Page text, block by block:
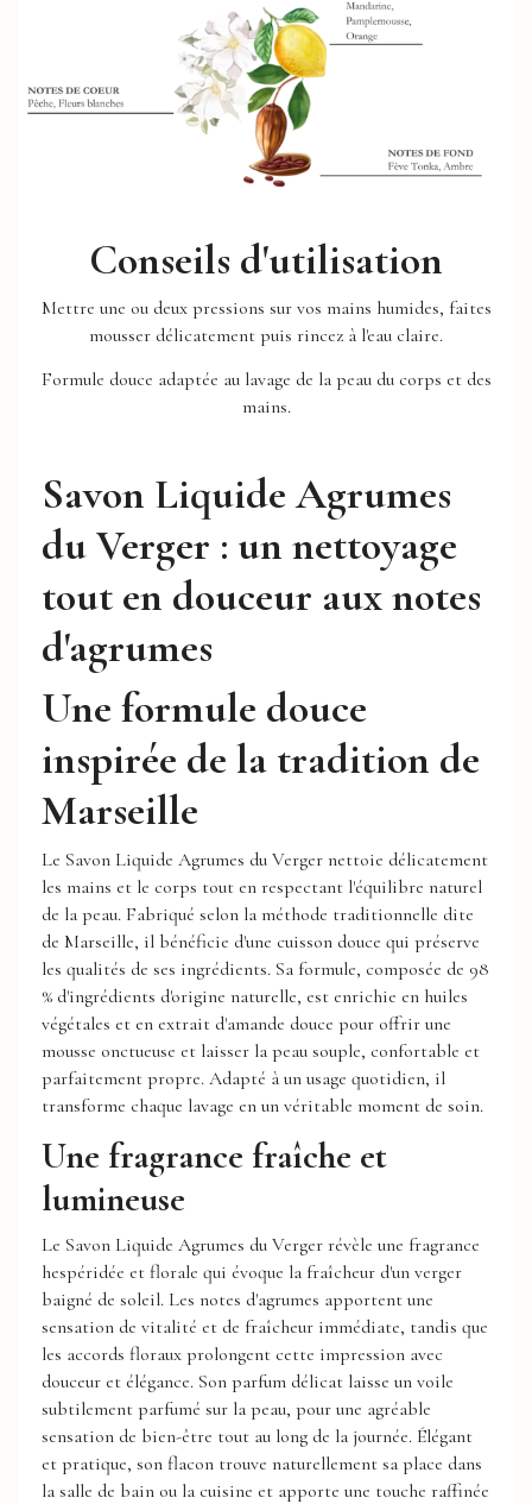
Conseils d'utilisation
Mettre une ou deux pressions sur vos mains humides, faites
mousser délicatement puis rincez à l'eau claire.
Formule douce adaptée au lavage de la peau du corps et des
mains.
Savon Liquide Agrumes
du Verger : un nettoyage
tout en douceur aux notes
d'agrumes
Une formule douce
inspirée de la tradition de
Marseille
Le Savon Liquide Agrumes du Verger nettoie délicatement
les mains et le corps tout en respectant l'équilibre naturel
de la peau. Fabriqué selon la méthode traditionnelle dite
de Marseille, il bénéficie d'une cuisson douce qui préserve
les qualités de ses ingrédients. Sa formule, composée de 98
% d'ingrédients d'origine naturelle, est enrichie en huiles
végétales et en extrait d'amande douce pour offrir une
mousse onctueuse et laisser la peau souple, confortable et
parfaitement propre. Adapté à un usage quotidien, il
transforme chaque lavage en un véritable moment de soin.
Une fragrance fraîche et
lumineuse
Le Savon Liquide Agrumes du Verger révèle une fragrance
hespéridée et florale qui évoque la fraîcheur d'un verger
baigné de soleil. Les notes d'agrumes apportent une
sensation de vitalité et de fraîcheur immédiate, tandis que
les accords floraux prolongent cette impression avec
douceur et élégance. Son parfum délicat laisse un voile
subtilement parfumé sur la peau, pour une agréable
sensation de bien-être tout au long de la journée. Élégant
et pratique, son flacon trouve naturellement sa place dans
la salle de bain ou la cuisine et apporte une touche raffinée